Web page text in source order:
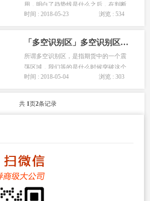
用，明白了趋势线是什么之后，在判断
行情是处于上升趋势、下降趋势或振荡
取不同的期货交易策略，趋势线应用中
的注意事项。...
时间 : 2018-05-23 浏览 : 534
「多空识别区」多空识别区的提出及在实战中的应用
所谓多空识别区，是指期货中的一个震
荡区域，我们等的是什么时候突破这个
区域，这种方向性指示是我们所需要
时间 : 2018-05-04 浏览 : 303
共 1页2条记录